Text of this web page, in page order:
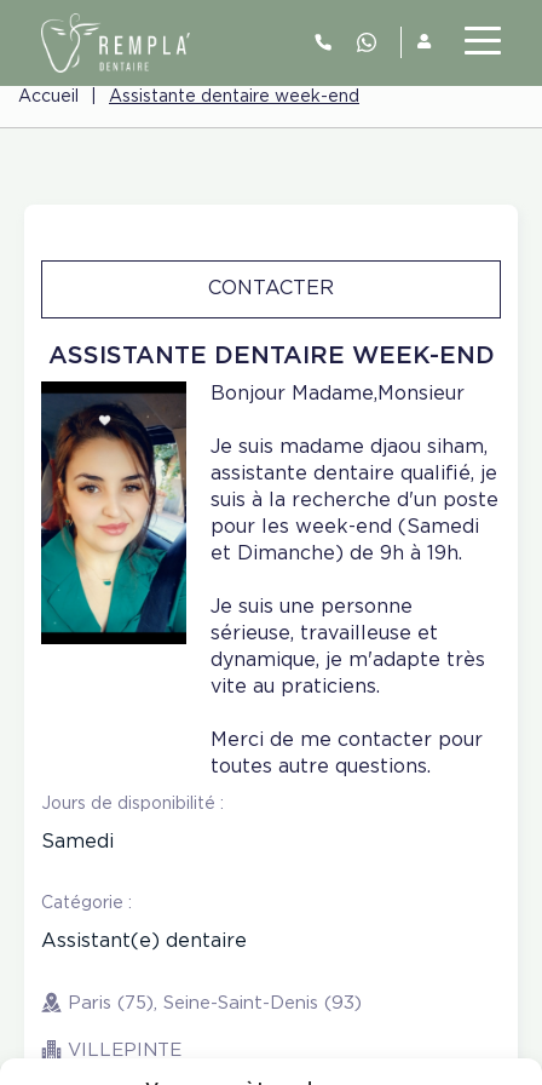
Accueil Assistante dentaire week-end
ASSISTANTE DENTAIRE WEEK-END
CONTACTER
Bonjour Madame,Monsieur
Je suis madame djaou siham,
assistante dentaire qualifié, je
suis à la recherche d'un poste
pour les week-end (Samedi
et Dimanche) de 9h à 19h.
Je suis une personne
sérieuse, travailleuse et
dynamique, je m'adapte très
vite au praticiens.
Merci de me contacter pour
toutes autre questions.
Jours de disponibilité :
Samedi
Catégorie :
Assistant(e) dentaire
Paris (75), Seine-Saint-Denis (93)
VILLEPINTE